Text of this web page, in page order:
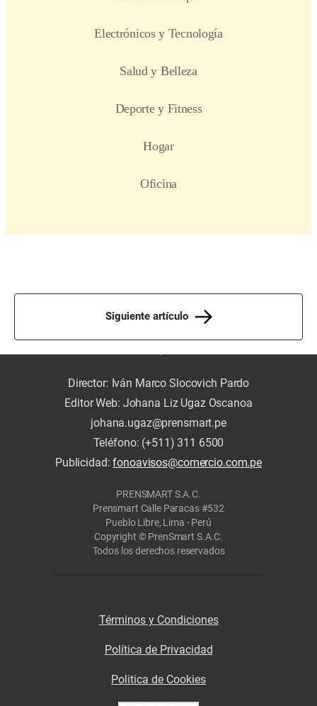
Siguiente artículo
Director: Iván Marco Slocovich Pardo
Editor Web: Johana Liz Ugaz Oscanoa
johana.ugaz@prensmart.pe
Teléfono: (+511) 311 6500
Publicidad:fonoavisos@comercio.com.pe
PRENSMART S.A.C.
Prensmart Calle Paracas #532
Pueblo Libre, Lima - Perú
Copyright © PrenSmart S.A.C.
Todos los derechos reservados
Términos y Condiciones
Política de Privacidad
Politica de Cookies